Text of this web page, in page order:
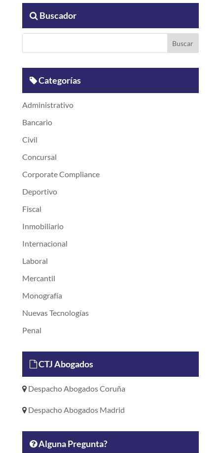
Buscador
Categorías
Administrativo
Bancario
Civil
Concursal
Corporate Compliance
Deportivo
Fiscal
Inmobiliario
Internacional
Laboral
Mercantil
Monografía
Nuevas Tecnologías
Penal
CTJ Abogados
Despacho Abogados Coruña
Despacho Abogados Madrid
Alguna Pregunta?